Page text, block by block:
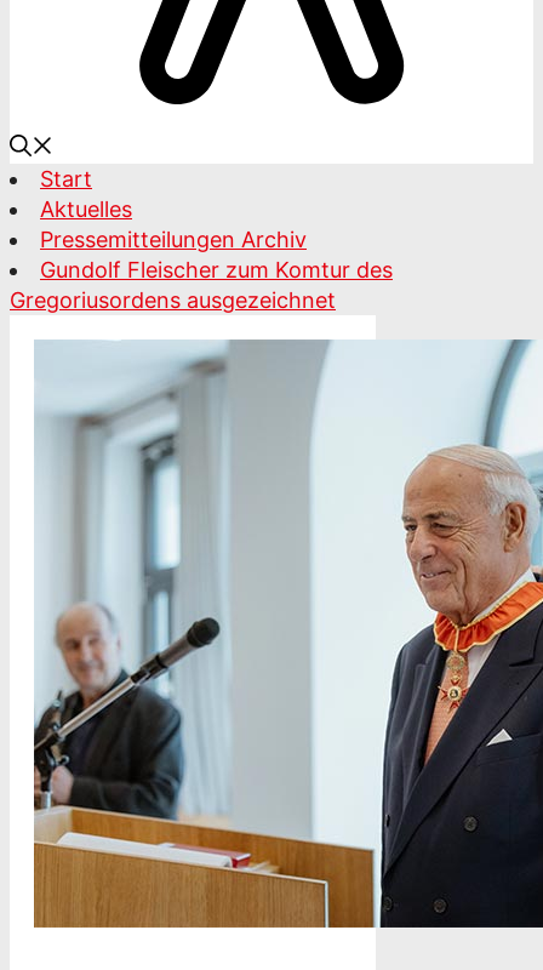
Start
Aktuelles
Pressemitteilungen Archiv
Gundolf Fleischer zum Komtur des
Gregoriusordens ausgezeichnet